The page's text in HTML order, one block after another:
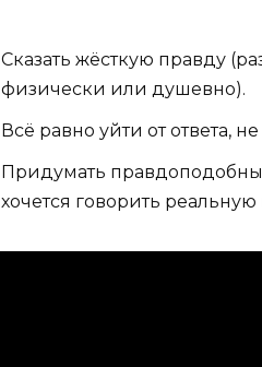
Сказать жёсткую правду
физически или душевно).
Всё равно уйти от ответа,
Придумать
хочется говорить